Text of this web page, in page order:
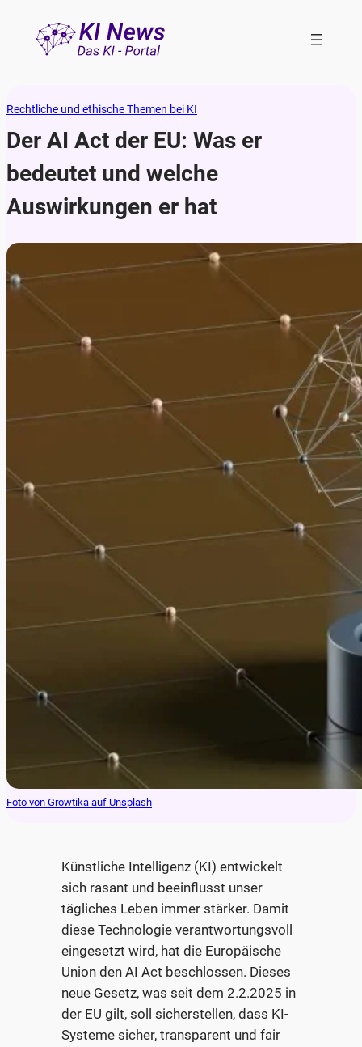
Rechtliche und ethische Themen bei KI
Der AI Act der EU: Was er
bedeutet und welche
Auswirkungen er hat
Foto von Growtika auf Unsplash
Künstliche Intelligenz (KI) entwickelt
sich rasant und beeinflusst unser
tägliches Leben immer stärker. Damit
diese Technologie verantwortungsvoll
eingesetzt wird, hat die Europäische
Union den AI Act beschlossen. Dieses
neue Gesetz, was seit dem 2.2.2025 in
der EU gilt, soll sicherstellen, dass KI-
Systeme sicher, transparent und fair